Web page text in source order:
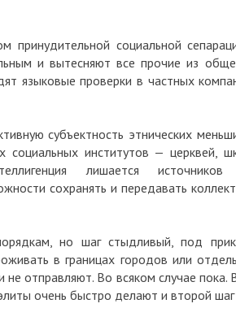
принудительной социальной
и вытесняют все прочие из
языковые проверки в частных
субъектность этнических
социальных институтов — церквей,
лишается источников
сохранять и передавать
но шаг стыдливый, под
в границах городов или
не отправляют. Во всяком случае пока.
очень быстро делают и второй